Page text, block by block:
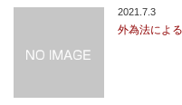
2021.7.3
外為法によ